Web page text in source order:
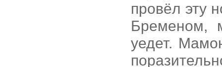
провёл эту
Бременом,
уедет.